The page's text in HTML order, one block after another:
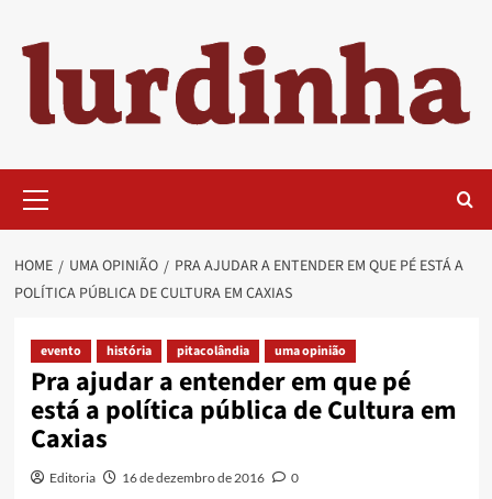
content
Menu
HOME UMA OPINIÃO
PRA AJUDAR A ENTENDER EM QUE PÉ ESTÁ A
POLÍTICA PÚBLICA DE CULTURA EM CAXIAS
evento história pitacolândia uma opinião
Pra ajudar a entender em que pé
está a política pública de Cultura em
Caxias
Editoria 16 de dezembro de 2016 0